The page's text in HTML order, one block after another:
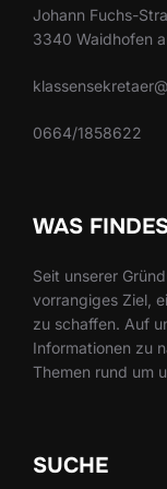
Johann Fuchs-
3340 Waidhofen
0664/1858622
WAS
Seit unserer
vorrangiges Ziel,
zu schaffen. Auf
Informationen zu
Themen rund um
SUCHE